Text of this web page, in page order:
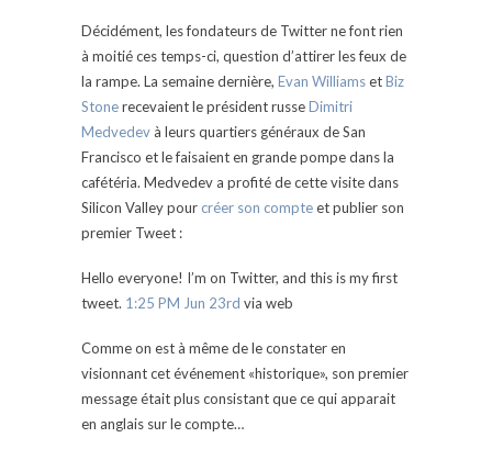
Décidément, les fondateurs de Twitter ne font rien
à moitié ces temps-ci, question d’attirer les feux de
la rampe. La semaine dernière, Evan WilliamsetBiz
Stonerecevaient le président russeDimitri
Medvedev à leurs quartiers généraux de San
Francisco et le faisaient en grande pompe dans la
cafétéria. Medvedev a profité de cette visite dans
Silicon Valley pour créer son compteet publier son
premier Tweet :
Hello everyone! I’m on Twitter, and this is my first
tweet. 1:25 PM Jun 23rd via web
Comme on est à même de le constater en
visionnant cet événement «historique», son premier
message était plus consistant que ce qui apparait
en anglais sur le compte…